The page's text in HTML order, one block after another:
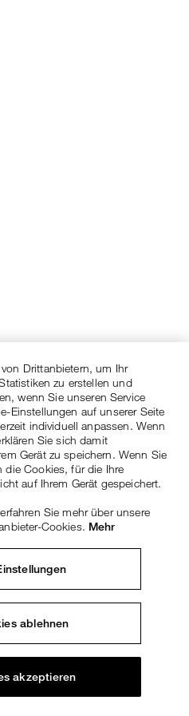
Drittanbietern, um Ihr
zu erstellen und
wenn Sie unseren Service
Einstellungen auf unserer Seite
individuell anpassen. Wenn
Sie sich damit
Gerät zu speichern. Wenn Sie
die Cookies, für die Ihre
auf Ihrem Gerät gespeichert.
Sie mehr über unsere
Cookies. Mehr
ablehnen
akzeptieren